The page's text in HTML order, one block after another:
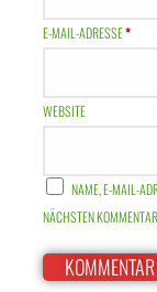
E-MAIL-ADRESSE*
WEBSITE
NAME, E-MAIL-
NÄCHSTEN